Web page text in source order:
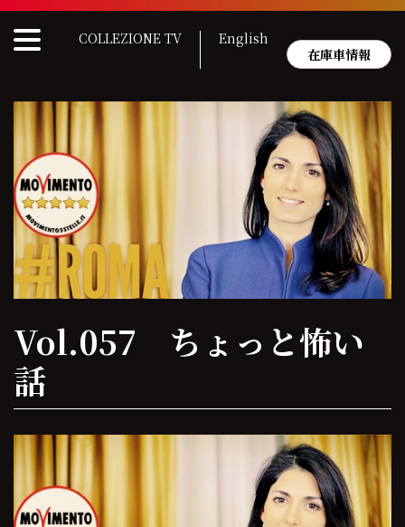
Skip
content
COLLEZIONE TV
English
在庫車情報
Vol.057 ちょっと怖い
話